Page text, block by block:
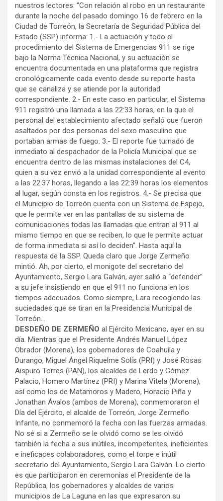
nuestros lectores: “Con relación al robo en un restaurante
durante la noche del pasado domingo 16 de febrero en la
Ciudad de Torreón, la Secretaría de Seguridad Pública del
Estado (SSP) informa: 1.- La actuación y todo el
procedimiento del Sistema de Emergencias 911 se rige
bajo la Norma Técnica Nacional, y su actuación se
encuentra documentada en una plataforma que registra
cronológicamente cada evento desde su reporte hasta
que se canaliza y se atiende por la autoridad
correspondiente. 2.- En este caso en particular, el Sistema
911 registró una llamada a las 22:33 horas, en la que el
personal del establecimiento afectado señaló que fueron
asaltados por dos personas del sexo masculino que
portaban armas de fuego. 3.- El reporte fue turnado de
inmediato al despachador de la Policía Municipal que se
encuentra dentro de las mismas instalaciones del C4,
quien a su vez envió a la unidad correspondiente al evento
a las 22:37 horas, llegando a las 22:39 horas los elementos
al lugar, según consta en los registros. 4.- Se precisa que
el Municipio de Torreón cuenta con un Sistema de Espejo,
que le permite ver en las pantallas de su sistema de
comunicaciones todas las llamadas que entran al 911 al
mismo tiempo en que se reciben, lo que le permite actuar
de forma inmediata si así lo deciden”. Hasta aquí la
respuesta de la SSP. Queda claro que Jorge Zermeño
mintió. Ah, por cierto, el monigote del secretario del
Ayuntamiento, Sergio Lara Galván, ayer salió a “defender”
a su jefe insistiendo en que el 911 no funciona en los
tiempos adecuados. Como siempre, Lara recogiendo las
suciedades que se tiran en la Presidencia Municipal de
Torreón…
DESDEÑO DE ZERMEÑO al Ejército Mexicano, ayer en su
día. Mientras que el Presidente Andrés Manuel López
Obrador (Morena), los gobernadores de Coahuila y
Durango, Miguel Ángel Riquelme Solís (PRI) y José Rosas
Aispuro Torres (PAN), los alcaldes de Lerdo y Gómez
Palacio, Homero Martínez (PRI) y Marina Vitela (Morena),
así como los de Matamoros y Madero, Horacio Piña y
Jonathan Ávalos (ambos de Morena), conmemoraron el
Día del Ejército, el alcalde de Torreón, Jorge Zermeño
Infante, no conmemoró la fecha con las fuerzas armadas.
No sé si a Zermeño se le olvidó como se les olvidó
también la fecha a sus inútiles, incompetentes, ineficientes
e ineficaces colaboradores, como el torpe e inútil
secretario del Ayuntamiento, Sergio Lara Galván. Lo cierto
es que participaron en ceremonias el Presidente de la
República, los gobernadores y alcaldes de varios
municipios de La Laguna en las que expresaron su